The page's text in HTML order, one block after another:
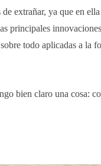
extrañar, ya que en
principales
todo aplicadas a la
bien claro una cosa: